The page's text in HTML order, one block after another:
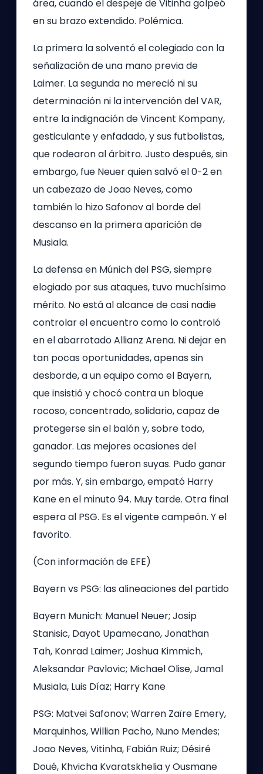
área, cuando el despeje de Vitinha golpeó
en su brazo extendido. Polémica.
La primera la solventó el colegiado con la
señalización de una mano previa de
Laimer. La segunda no mereció ni su
determinación ni la intervención del VAR,
entre la indignación de Vincent Kompany,
gesticulante y enfadado, y sus futbolistas,
que rodearon al árbitro. Justo después, sin
embargo, fue Neuer quien salvó el 0-2 en
un cabezazo de Joao Neves, como
también lo hizo Safonov al borde del
descanso en la primera aparición de
Musiala.
La defensa en Múnich del PSG, siempre
elogiado por sus ataques, tuvo muchísimo
mérito. No está al alcance de casi nadie
controlar el encuentro como lo controló
en el abarrotado Allianz Arena. Ni dejar en
tan pocas oportunidades, apenas sin
desborde, a un equipo como el Bayern,
que insistió y chocó contra un bloque
rocoso, concentrado, solidario, capaz de
protegerse sin el balón y, sobre todo,
ganador. Las mejores ocasiones del
segundo tiempo fueron suyas. Pudo ganar
por más. Y, sin embargo, empató Harry
Kane en el minuto 94. Muy tarde. Otra final
espera al PSG. Es el vigente campeón. Y el
favorito.
(Con información de EFE)
Bayern vs PSG: las alineaciones del partido
Bayern Munich: Manuel Neuer; Josip
Stanisic, Dayot Upamecano, Jonathan
Tah, Konrad Laimer; Joshua Kimmich,
Aleksandar Pavlovic; Michael Olise, Jamal
Musiala, Luis Díaz; Harry Kane
PSG: Matvei Safonov; Warren Zaïre Emery,
Marquinhos, Willian Pacho, Nuno Mendes;
Joao Neves, Vitinha, Fabián Ruiz; Désiré
Doué, Khvicha Kvaratskhelia y Ousmane